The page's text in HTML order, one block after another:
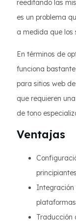
reeditando las
es un problema
a medida que los
En términos de
funciona
para sitios web
que requieren
de tono
Ventajas
Integración
Traducción